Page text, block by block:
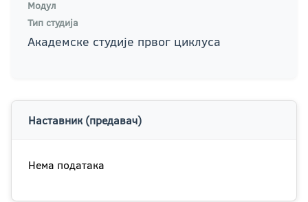
Модул
Тип студија
Академске студије првог циклуса
Наставник (предавач)
Нема података